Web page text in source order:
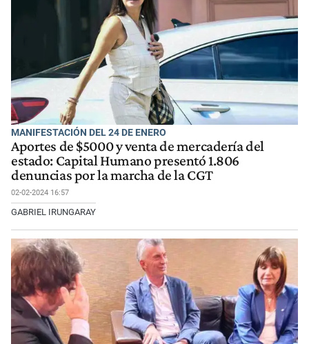
MANIFESTACIÓN DEL 24 DE ENERO
Aportes de $5000 y venta de mercadería del
estado: Capital Humano presentó 1.806
denuncias por la marcha de la CGT
02-02-2024 16:57
GABRIEL IRUNGARAY